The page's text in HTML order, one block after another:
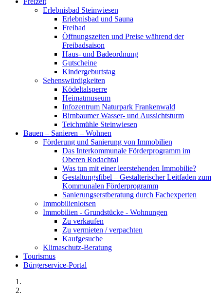
Erlebnisbad Steinwiesen
Erlebnisbad und Sauna
Freibad
Öffnungszeiten und Preise während der
Freibadsaison
Haus- und Badeordnung
Gutscheine
Kindergeburtstag
Sehenswürdigkeiten
Ködeltalsperre
Heimatmuseum
Infozentrum Naturpark Frankenwald
Birnbaumer Wasser- und Aussichtsturm
Teichmühle Steinwiesen
Bauen – Sanieren – Wohnen
Förderung und Sanierung von Immobilien
Das Interkommunale Förderprogramm im
Oberen Rodachtal
Was tun mit einer leerstehenden Immobilie?
Gestaltungsfibel – Gestalterischer Leitfaden zum
Kommunalen Förderprogramm
Sanierungserstberatung durch Fachexperten
Immobilienlotsen
Immobilien - Grundstücke - Wohnungen
Zu verkaufen
Zu vermieten / verpachten
Kaufgesuche
Klimaschutz-Beratung
Tourismus
Bürgerservice-Portal